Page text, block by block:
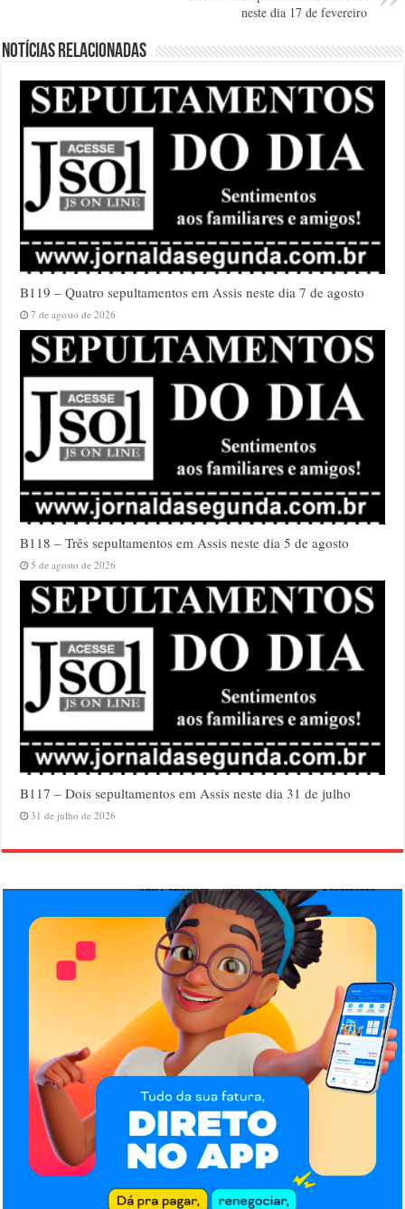
neste dia 17 de fevereiro
Notícias relacionadas
B119 – Quatro sepultamentos em Assis neste dia 7 de agosto
7 de agosto de 2026
B118 – Três sepultamentos em Assis neste dia 5 de agosto
5 de agosto de 2026
B117 – Dois sepultamentos em Assis neste dia 31 de julho
31 de julho de 2026